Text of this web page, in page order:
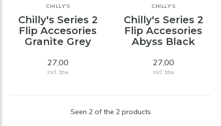
CHILLY'S
Chilly's Series 2
Flip Accesories
Granite Grey
27,00
Incl. btw
CHILLY'S
Chilly's Series 2
Flip Accesories
Abyss Black
27,00
Incl. btw
Seen 2 of the 2 products